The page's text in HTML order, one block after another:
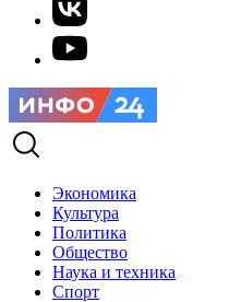
Экономика
Культура
Политика
Общество
Наука и техника
Спорт